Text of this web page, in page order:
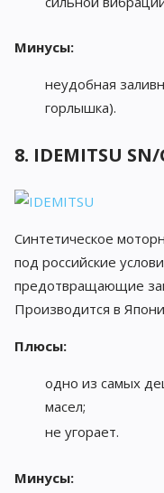
Минусы:
неудобная
горлышка).
8. IDEMITSU SN/
Синтетическое
под российские
предотвращающие
Производится в
Плюсы:
одно из самых
масел;
не угорает.
Минусы: